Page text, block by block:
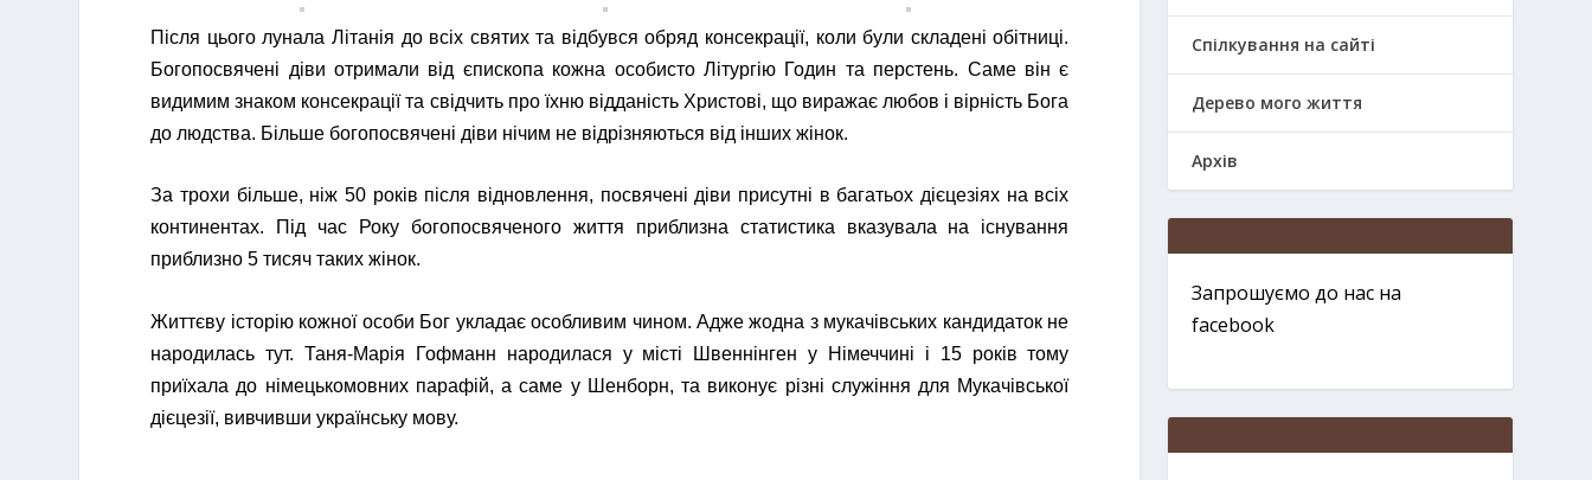
Після цього лунала Літанія до всіх святих та відбувся обряд консекрації, коли були складені обітниці.
Богопосвячені діви отримали від єпископа кожна особисто Літургію Годин та перстень. Саме він є
видимим знаком консекрації та свідчить про їхню відданість Христові, що виражає любов і вірність Бога
до людства. Більше богопосвячені діви нічим не відрізняються від інших жінок.
За трохи більше, ніж 50 років після відновлення, посвячені діви присутні в багатьох дієцезіях на всіх
континентах. Під час Року богопосвяченого життя приблизна статистика вказувала на існування
приблизно 5 тисяч таких жінок.
Життєву історію кожної особи Бог укладає особливим чином. Адже жодна з мукачівських кандидаток не
народилась тут. Таня-Марія Гофманн народилася у місті Швеннінген у Німеччині і 15 років тому
приїхала до німецькомовних парафій, а саме у Шенборн, та виконує різні служіння для Мукачівської
дієцезії, вивчивши українську мову.
Спілкування на сайті
Дерево мого життя
Архів
Запрошуємо до нас на
facebook